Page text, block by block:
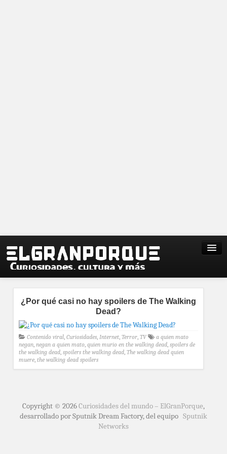
¿Por qué casi no hay spoilers de The Walking
Dead?
Contenido viral, Curiosidades, Internet, Terror, TV
a quien mato
negan, negan a quien mato, quien murio en the walking dead, spoilers de
the walking dead, spoilers the walking dead, The walking dead quien
muere, the walking dead spoilers
Copyright © 2026Curiosidades del mundo – ElGranPorque,
desarrollado por Sputnik Dream Factory, del equipo Sputnik
Networks